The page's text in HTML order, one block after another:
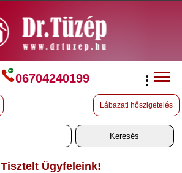
06704240199
Lábazati hőszigetelés
Tisztelt Ügyfeleink!